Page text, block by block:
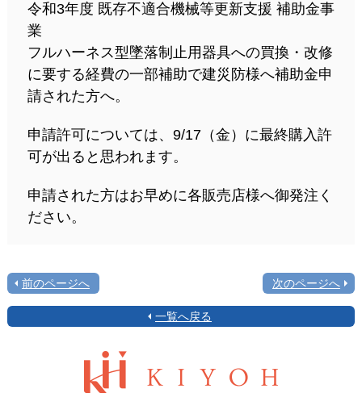
令和3年度 既存不適合機械等更新支援 補助金事
業
フルハーネス型墜落制止用器具への買換・改修
に要する経費の一部補助で建災防様へ補助金申
請された方へ。
申請許可については、9/17（金）に最終購入許
可が出ると思われます。
申請された方はお早めに各販売店様へ御発注く
ださい。
前のページへ 次のページへ
一覧へ戻る